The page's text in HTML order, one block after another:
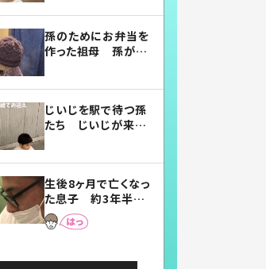
孫のためにお弁当を
作った祖母 孫が絶
じいじを駅で待つ孫
たち じいじが来た
まらない」「幸せにな
れる」
生後8ヶ月で亡くなっ
た息子 約3年半
後、当時の妻の日記
に書いてあった本音